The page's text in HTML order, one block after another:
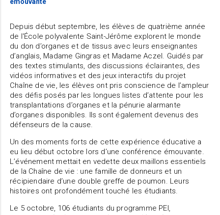
Depuis début septembre, les élèves de quatrième année
de l'École polyvalente Saint-Jérôme explorent le monde
du don d’organes et de tissus avec leurs enseignantes
d’anglais, Madame Gingras et Madame Aczel. Guidés par
des textes stimulants, des discussions éclairantes, des
vidéos informatives et des jeux interactifs du projet
Chaîne de vie, les élèves ont pris conscience de l’ampleur
des défis posés par les longues listes d’attente pour les
transplantations d’organes et la pénurie alarmante
d’organes disponibles. Ils sont également devenus des
défenseurs de la cause.
Un des moments forts de cette expérience éducative a
eu lieu début octobre lors d’une conférence émouvante.
L’événement mettait en vedette deux maillons essentiels
de la Chaîne de vie : une famille de donneurs et un
récipiendaire d’une double greffe de poumon. Leurs
histoires ont profondément touché les étudiants.
Le 5 octobre, 106 étudiants du programme PEI,